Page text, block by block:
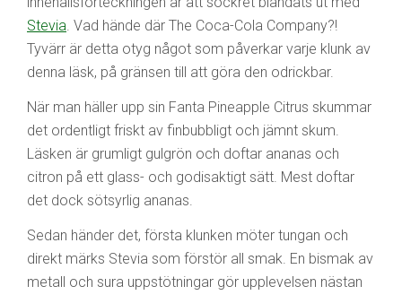
Stevia . Vad hände där The Coca-Cola Company?!
Tyvärr är detta otyg något som påverkar varje klunk av
denna läsk, på gränsen till att göra den odrickbar.
När man häller upp sin Fanta Pineapple Citrus skummar
det ordentligt friskt av finbubbligt och jämnt skum.
Läsken är grumligt gulgrön och doftar ananas och
citron på ett glass- och godisaktigt sätt. Mest doftar
det dock sötsyrlig ananas.
Sedan händer det, första klunken möter tungan och
direkt märks Stevia som förstör all smak. En bismak av
metall och sura uppstötningar gör upplevelsen nästan